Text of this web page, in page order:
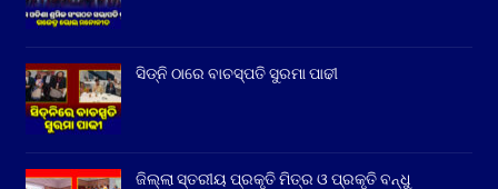
ସିଡ୍‌ନି ଠାରେ ବାଚସ୍ପତି ସୁରମା ପାଢୀ
ଜିଲ୍ଲା ସ୍ତରୀୟ ପ୍ରକୃତି ମିତ୍ର ଓ ପ୍ରକୃତି ବନ୍ଧୁ